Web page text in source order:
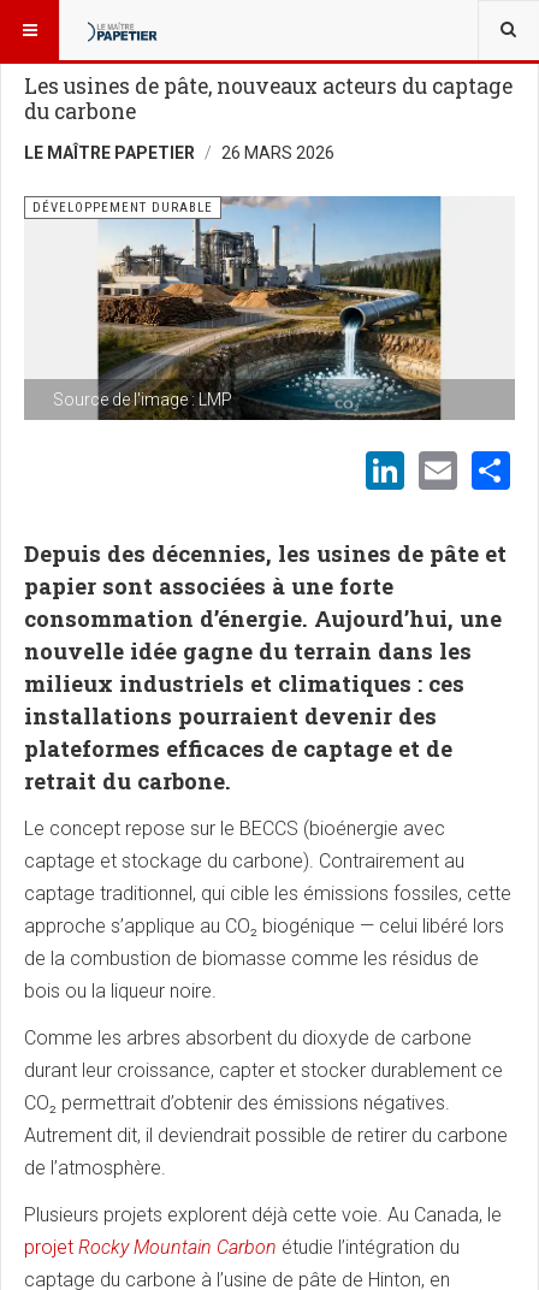
VOUS ÊTES ICI :
Les usines de pâte, nouveaux acteurs du captage
du carbone
LE MAÎTRE PAPETIER 26 MARS 2026
Source de l'image : LMP
DÉVELOPPEMENT DURABLE
Depuis des décennies, les usines de pâte et
papier sont associées à une forte
consommation d’énergie. Aujourd’hui, une
nouvelle idée gagne du terrain dans les
milieux industriels et climatiques : ces
installations pourraient devenir des
plateformes efficaces de captage et de
retrait du carbone.
Le concept repose sur le BECCS (bioénergie avec
captage et stockage du carbone). Contrairement au
captage traditionnel, qui cible les émissions fossiles, cette
approche s’applique au CO₂ biogénique — celui libéré lors
de la combustion de biomasse comme les résidus de
bois ou la liqueur noire.
Comme les arbres absorbent du dioxyde de carbone
durant leur croissance, capter et stocker durablement ce
CO₂ permettrait d’obtenir des émissions négatives.
Autrement dit, il deviendrait possible de retirer du carbone
de l’atmosphère.
Plusieurs projets explorent déjà cette voie. Au Canada, le
projet Rocky Mountain Carbon étudie l’intégration du
captage du carbone à l’usine de pâte de Hinton, en